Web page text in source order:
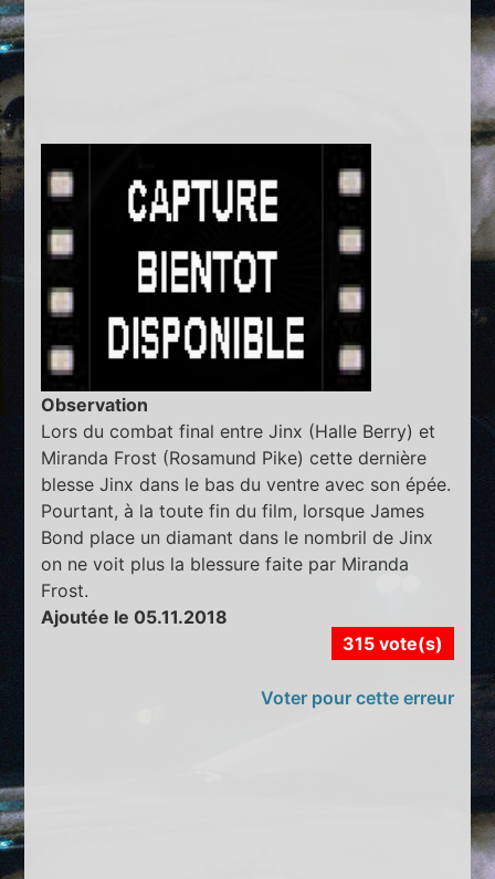
Observation
Lors du combat final entre Jinx (Halle Berry) et
Miranda Frost (Rosamund Pike) cette dernière
blesse Jinx dans le bas du ventre avec son épée.
Pourtant, à la toute fin du film, lorsque James
Bond place un diamant dans le nombril de Jinx
on ne voit plus la blessure faite par Miranda
Frost.
Ajoutée le 05.11.2018
315 vote(s)
Voter pour cette erreur